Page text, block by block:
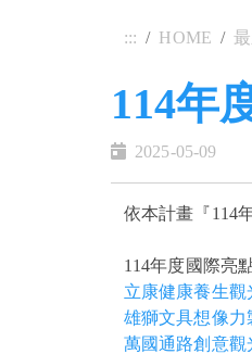
::: HOME
114年
2025-05-09
依本計畫『114
114年度國際亮
立康健康養生觀
雄獅文具想像力
萬國通路創意觀